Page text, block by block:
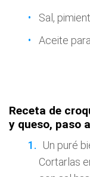
Sal,
Aceite
Receta de
y queso, paso
Un puré
Cortarlas